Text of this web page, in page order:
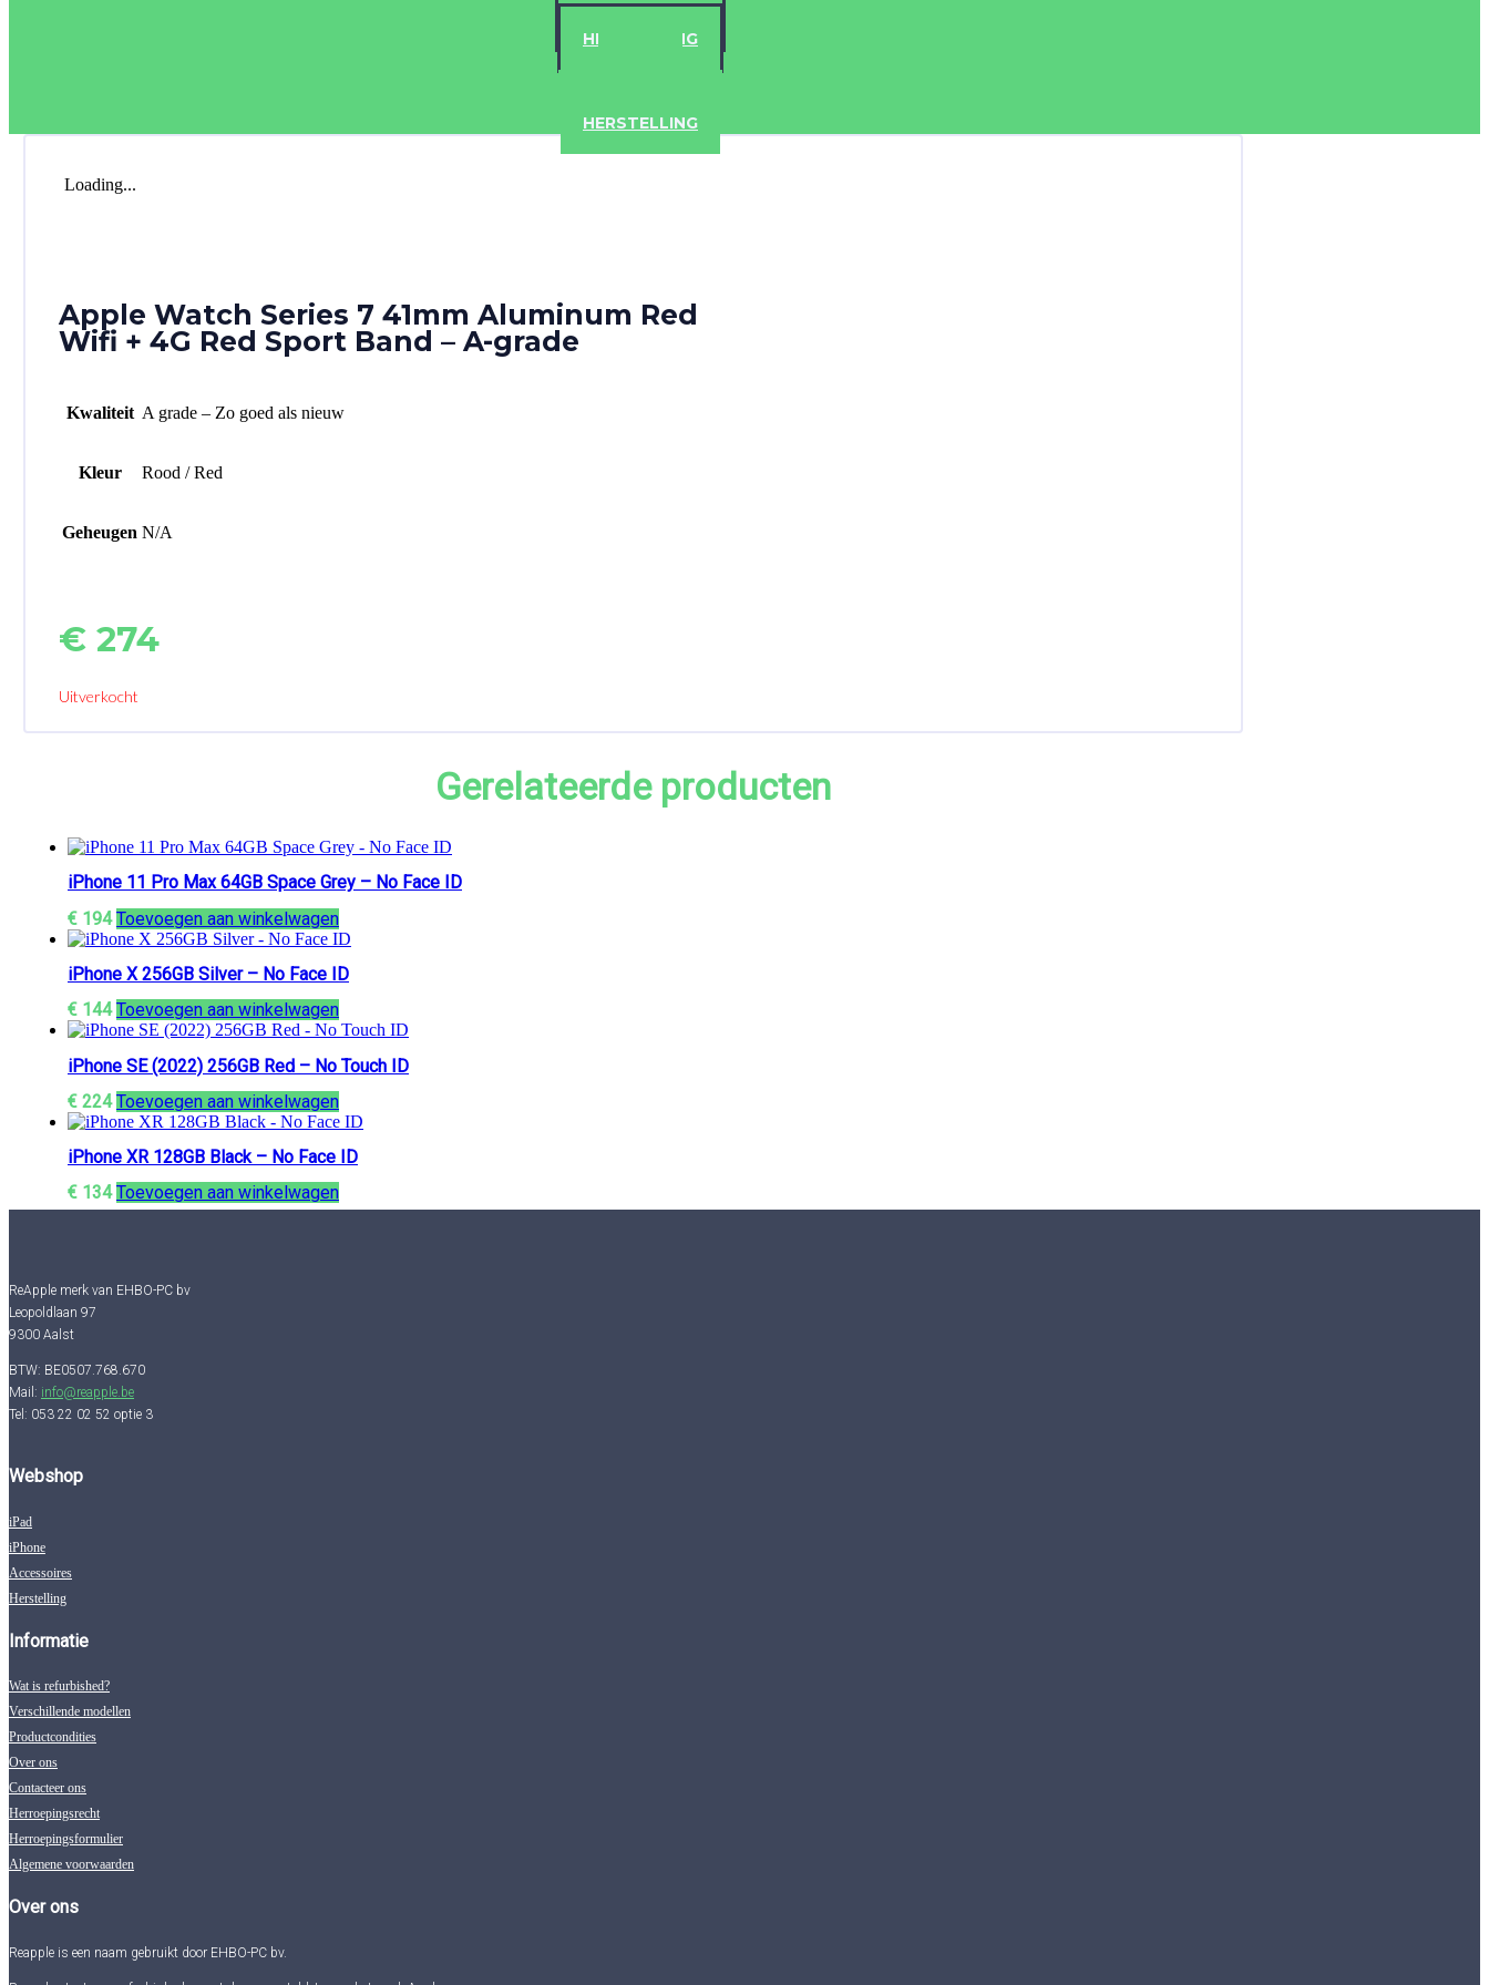
HERSTELLING
HERSTELLING
Loading...
Apple Watch Series 7 41mm Aluminum Red
Wifi + 4G Red Sport Band – A-grade
Kwaliteit A grade – Zo goed als nieuw
Kleur Rood / Red
Geheugen N/A
€ 274
Uitverkocht
Gerelateerde producten
iPhone 11 Pro Max 64GB Space Grey – No Face ID
€ 194 Toevoegen aan winkelwagen
iPhone X 256GB Silver – No Face ID
€ 144 Toevoegen aan winkelwagen
iPhone SE (2022) 256GB Red – No Touch ID
€ 224 Toevoegen aan winkelwagen
iPhone XR 128GB Black – No Face ID
€ 134 Toevoegen aan winkelwagen
ReApple merk van EHBO-PC bv
Leopoldlaan 97
9300 Aalst
BTW: BE0507.768.670
Mail: info@reapple.be
Tel: 053 22 02 52 optie 3
Webshop
iPad
iPhone
Accessoires
Herstelling
Informatie
Wat is refurbished?
Verschillende modellen
Productcondities
Over ons
Contacteer ons
Herroepingsrecht
Herroepingsformulier
Algemene voorwaarden
Over ons
Reapple is een naam gebruikt door EHBO-PC bv.